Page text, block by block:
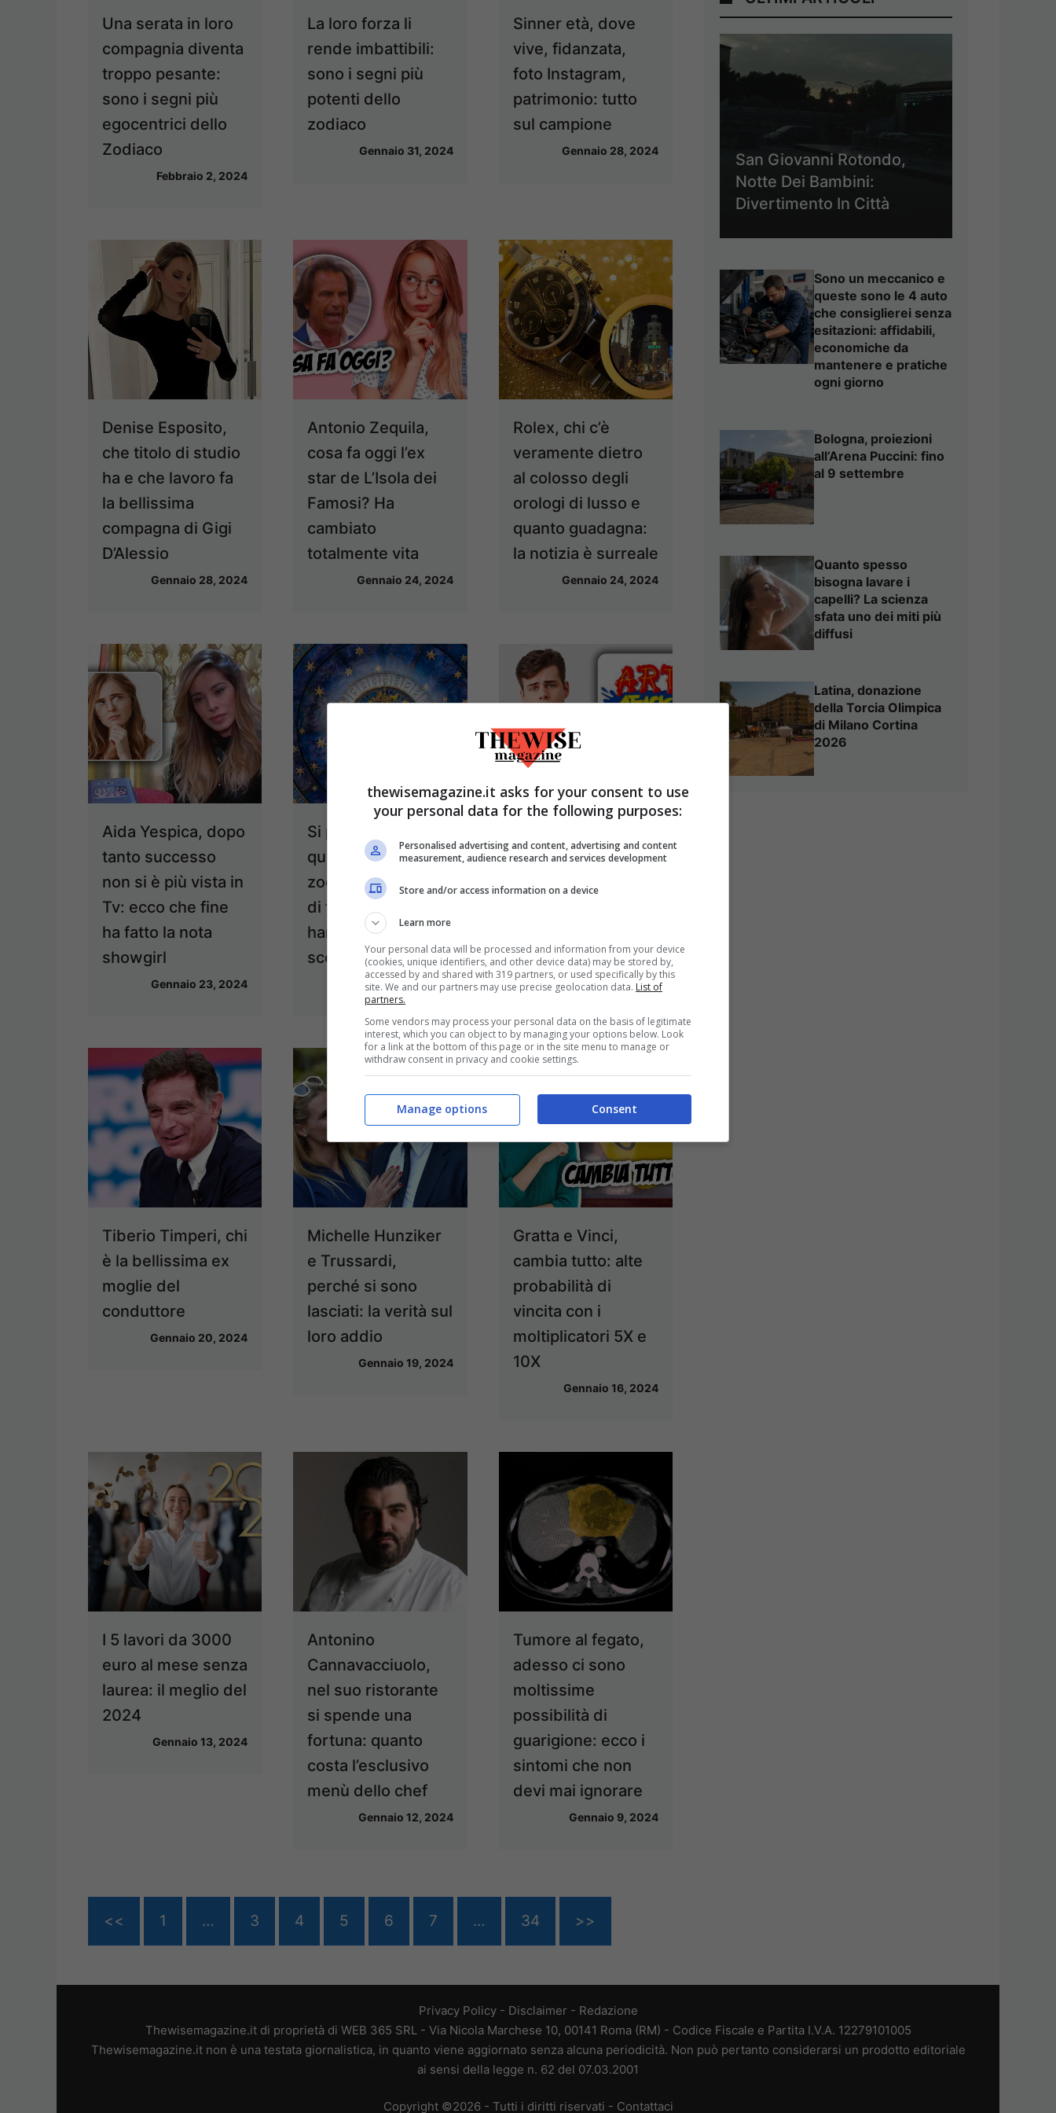
Una serata in loro
compagnia diventa
troppo pesante:
sono i segni più
egocentrici dello
Zodiaco
Febbraio 2, 2024
La loro forza li
rende imbattibili:
sono i segni più
potenti dello
zodiaco
Gennaio 31, 2024
Sinner età, dove
vive, fidanzata,
foto Instagram,
patrimonio: tutto
sul campione
Gennaio 28, 2024
Denise Esposito,
che titolo di studio
ha e che lavoro fa
la bellissima
compagna di Gigi
D’Alessio
Gennaio 28, 2024
Antonio Zequila,
cosa fa oggi l’ex
star de L’Isola dei
Famosi? Ha
cambiato
totalmente vita
Gennaio 24, 2024
Rolex, chi c’è
veramente dietro
al colosso degli
orologi di lusso e
quanto guadagna:
la notizia è surreale
Gennaio 24, 2024
Aida Yespica, dopo
tanto successo
non si è più vista in
Tv: ecco che fine
ha fatto la nota
showgirl
Gennaio 23, 2024
Si può stabilire
quale sia il segno
zodiacale più forte
di tutti? Le stelle lo
hanno fatto:
scopriamolo
Gennaio 23, 2024
chiusero il
programma
spunta la verità
Gennaio 22, 2024
Tiberio Timperi, chi
è la bellissima ex
moglie del
conduttore
Gennaio 20, 2024
Michelle Hunziker
e Trussardi,
perché si sono
lasciati: la verità sul
loro addio
Gennaio 19, 2024
Gratta e Vinci,
cambia tutto: alte
probabilità di
vincita con i
moltiplicatori 5X e
10X
Gennaio 16, 2024
I 5 lavori da 3000
euro al mese senza
laurea: il meglio del
2024
Gennaio 13, 2024
Antonino
Cannavacciuolo,
nel suo ristorante
si spende una
fortuna: quanto
costa l’esclusivo
menù dello chef
Gennaio 12, 2024
Tumore al fegato,
adesso ci sono
moltissime
possibilità di
guarigione: ecco i
sintomi che non
devi mai ignorare
Gennaio 9, 2024
<< 1 … 3 4 5 6 7 … 34 >>
San Giovanni Rotondo,
Notte Dei Bambini:
Divertimento In Città
Sono un meccanico e
queste sono le 4 auto
che consiglierei senza
esitazioni: affidabili,
economiche da
mantenere e pratiche
ogni giorno
Bologna, proiezioni
all’Arena Puccini: fino
al 9 settembre
Quanto spesso
bisogna lavare i
capelli? La scienza
sfata uno dei miti più
diffusi
Latina, donazione
della Torcia Olimpica
di Milano Cortina
2026
Privacy Policy- Disclaimer - Redazione
Thewisemagazine.it di proprietà di WEB 365 SRL - Via Nicola Marchese 10, 00141 Roma (RM) - Codice Fiscale e Partita I.V.A. 12279101005
Thewisemagazine.it non è una testata giornalistica, in quanto viene aggiornato senza alcuna periodicità. Non può pertanto considerarsi un prodotto editoriale
ai sensi della legge n. 62 del 07.03.2001
Copyright ©2026 - Tutti i diritti riservati - Contattaci
thewisemagazine.it asks for your consent to use
your personal data for the following purposes:
Personalised advertising and content, advertising and content
measurement, audience research and services development
Store and/or access information on a device
Learn more
Your personal data will be processed and information from your device
(cookies, unique identifiers, and other device data) may be stored by,
accessed by and shared with 319 partners, or used specifically by this
site. We and our partners may use precise geolocation data. List of
partners.
Some vendors may process your personal data on the basis of legitimate
interest, which you can object to by managing your options below. Look
for a link at the bottom of this page or in the site menu to manage or
withdraw consent in privacy and cookie settings.
Consent
Manage options